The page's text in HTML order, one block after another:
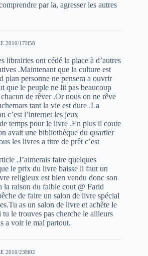
par la, agresser les autres
2010/17H58
librairies ont cédé la place à d’autres
.Maintenant que la culture est
plan personne ne pensera a ouvrir
que le peuple ne lit pas beaucoup
de rêver .Or nous on ne rêve
tant la vie est dure .La
c’est l’internet les jeux
temps pour le livre .En plus il coute
avait une bibliothèque du quartier
les livres a titre de prêt c’est
.J’aimerais faire quelques
le prix du livre baisse il faut un
religieux est bien vendu donc son
la raison du faible cout @ Farid
de faire un salon de livre spécial
as un salon de livre et achète le
le trouves pas cherche le ailleurs
a voir le mal partout.
2010/23H02